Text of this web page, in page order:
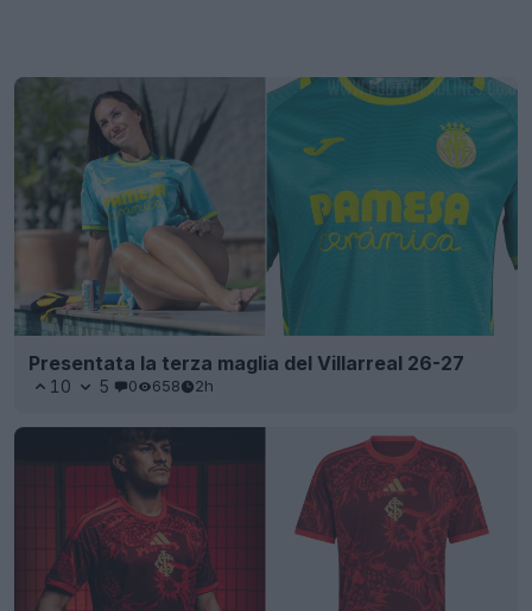
Presentata la terza maglia del Villarreal 26-27
10 5 0 658 2h